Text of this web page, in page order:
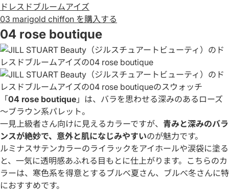
ドレスドブルームアイズ
03 marigold chiffon を購入する
04 rose boutique
「04 rose boutique 」は、バラを思わせる深みのあるローズ
～ブラウン系パレット。
一見上級者さん向けに見えるカラーですが、 青みと深みのバラ
ンスが絶妙で、意外と肌になじみやすいのが魅力です。
ルミナスサテンカラーのライラックをアイホールや涙袋に塗る
と、一気に透明感あふれる目もとに仕上がります。こちらのカ
ラーは、寒色系を得意とするブルべ夏さん、ブルべ冬さんに特
におすすめです。